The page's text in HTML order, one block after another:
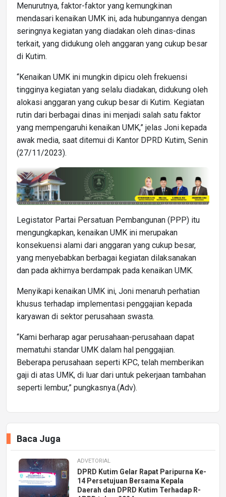
Menurutnya, faktor-faktor yang kemungkinan
mendasari kenaikan UMK ini, ada hubungannya dengan
seringnya kegiatan yang diadakan oleh dinas-dinas
terkait, yang didukung oleh anggaran yang cukup besar
di Kutim.
“Kenaikan UMK ini mungkin dipicu oleh frekuensi
tingginya kegiatan yang selalu diadakan, didukung oleh
alokasi anggaran yang cukup besar di Kutim. Kegiatan
rutin dari berbagai dinas ini menjadi salah satu faktor
yang mempengaruhi kenaikan UMK,” jelas Joni kepada
awak media, saat ditemui di Kantor DPRD Kutim, Senin
(27/11/2023).
Legistator Partai Persatuan Pembangunan (PPP) itu
mengungkapkan, kenaikan UMK ini merupakan
konsekuensi alami dari anggaran yang cukup besar,
yang menyebabkan berbagai kegiatan dilaksanakan
dan pada akhirnya berdampak pada kenaikan UMK.
Menyikapi kenaikan UMK ini, Joni menaruh perhatian
khusus terhadap implementasi penggajian kepada
karyawan di sektor perusahaan swasta.
“Kami berharap agar perusahaan-perusahaan dapat
mematuhi standar UMK dalam hal penggajian.
Beberapa perusahaan seperti KPC, telah memberikan
gaji di atas UMK, di luar dari untuk pekerjaan tambahan
seperti lembur,” pungkasnya.(Adv).
Baca Juga
ADVETORIAL
DPRD Kutim Gelar Rapat Paripurna Ke-
14 Persetujuan Bersama Kepala
Daerah dan DPRD Kutim Terhadap R-